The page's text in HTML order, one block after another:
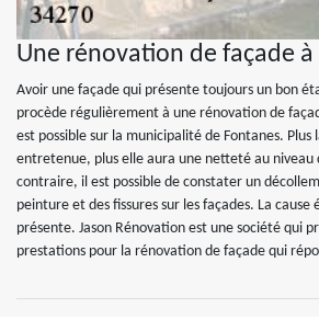
Une rénovation de façade à
Avoir une façade qui présente toujours un bon
procède régulièrement à une rénovation de
est possible sur la municipalité de Fontanes. Plus
entretenue, plus elle aura une netteté au niveau
contraire, il est possible de constater un
peinture et des fissures sur les façades. La
présente. Jason Rénovation est une société qui
prestations pour la rénovation de façade qui